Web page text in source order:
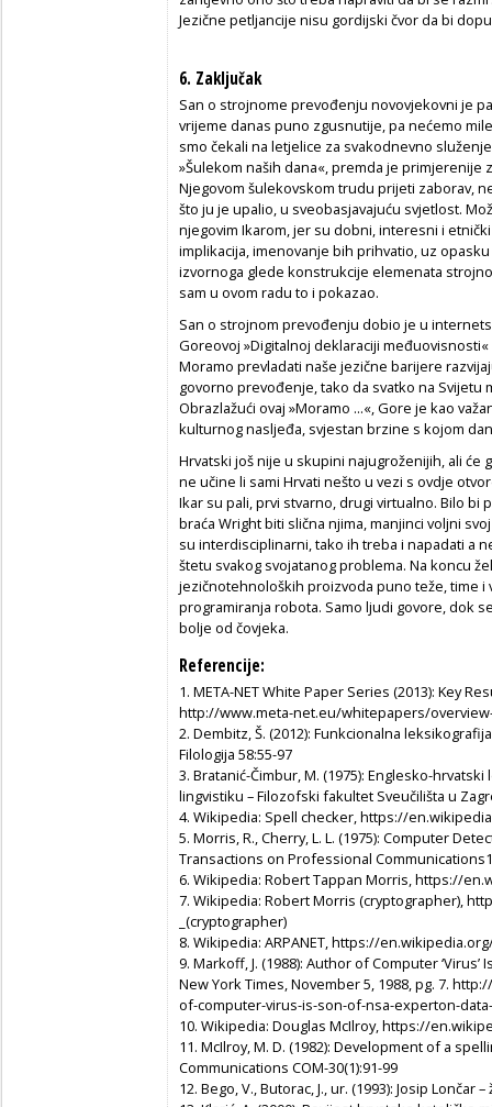
Jezične petljancije nisu gordijski čvor da bi
6. Zaključak
San o strojnome prevođenju novovjekovni je
vrijeme danas puno zgusnutije, pa nećemo
smo čekali na letjelice za svakodnevno
»Šulekom naših dana«, premda je primjerenije
Njegovom šulekovskom trudu prijeti zaborav,
što ju je upalio, u sveobasjavajuću svjetlost.
njegovim Ikarom, jer su dobni, interesni i
implikacija, imenovanje bih prihvatio, uz
izvornoga glede konstrukcije elemenata
sam u ovom radu to i pokazao.
San o strojnom prevođenju dobio je u
Goreovoj »Digitalnoj deklaraciji
Moramo prevladati naše jezične barijere
govorno prevođenje, tako da svatko na Svijetu
Obrazlažući ovaj »Moramo ...«, Gore je kao
kulturnog nasljeđa, svjestan brzine s kojom
Hrvatski još nije u skupini najugroženijih, ali
ne učine li sami Hrvati nešto u vezi s ovdje
Ikar su pali, prvi stvarno, drugi virtualno. Bilo bi
braća Wright biti slična njima, manjinci voljni
su interdisciplinarni, tako ih treba i napadati a
štetu svakog svojatanog problema. Na koncu
jezičnotehnoloških proizvoda puno teže, time
programiranja robota. Samo ljudi govore, dok
bolje od čovjeka.
Referencije:
1. META-NET White Paper Series (2013): Key
http://www.meta-net.eu/whitepapers/
2. Dembitz, Š. (2012): Funkcionalna
Filologija 58:55-97
3. Bratanić-Čimbur, M. (1975): Englesko-
lingvistiku – Filozofski fakultet Sveučilišta u
4. Wikipedia: Spell checker, https://
5. Morris, R., Cherry, L. L. (1975): Computer
Transactions on Professional Communications
6. Wikipedia: Robert Tappan Morris, https://
7. Wikipedia: Robert Morris (cryptographer),
_(cryptographer)
8. Wikipedia: ARPANET, https://
9. Markoff, J. (1988): Author of Computer
New York Times , November 5, 1988, pg. 7.
of-computer-virus-is-son-of-nsa-experton-
10. Wikipedia: Douglas McIlroy, https://
11. McIlroy, M. D. (1982): Development of a
Communications COM-30(1):91-99
12. Bego, V., Butorac, J., ur. (1993): Josip Lončar